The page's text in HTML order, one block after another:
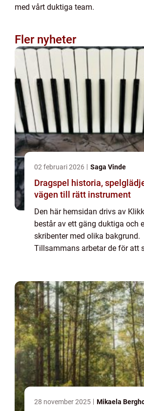
med vårt duktiga team.
Fler nyheter
02 februari 2026 Saga Vinde
Dragspel historia, spelglädje och
vägen till rätt instrument
Den här hemsidan drivs av
består av ett gäng duktiga och
skribenter med olika bakgrund.
Tillsammans arbetar de för att
massa olika ...
28 november 2025 Mikaela